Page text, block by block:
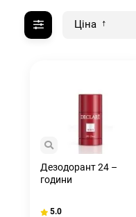
Ціна
Дезодорант 24 –
години
5.0